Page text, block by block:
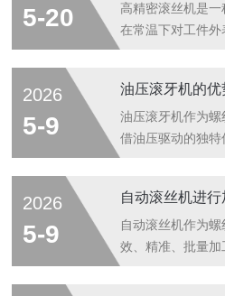
5-20
高精密滚丝机是一
在常温下对工件外
压模具对工件表面
晶粒发生流动与
螺纹牙型。这种冷
程，本质上是金属
动。当工件被送
时，滚丝轮上的
2026
5-9
油压滚牙机的优
油压滚牙机作为
借油压驱动的独特
等方面均有显著优
件、五金制品、
维度详细解析其优
2026
5-9
自动滚丝机进
自动滚丝机作为
效、精准、批量加